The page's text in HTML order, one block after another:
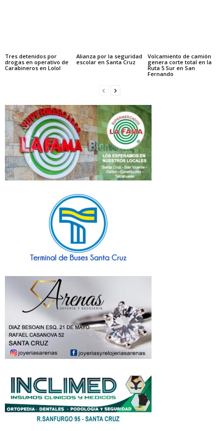
Tres detenidos por
drogas en operativo de
Carabineros en Lolol
Alianza por la seguridad
escolar en Santa Cruz
Volcamiento de camión
genera corte total en la
Ruta 5 Sur en San
Fernando